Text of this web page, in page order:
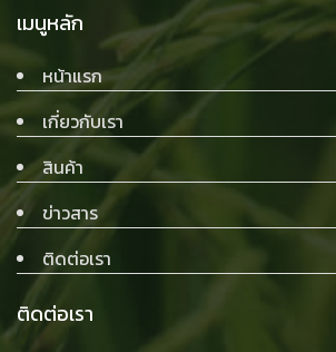
เมนูหลัก
หน้าแรก
เกี่ยวกับเรา
สินค้า
ข่าวสาร
ติดต่อเรา
ติดต่อเรา